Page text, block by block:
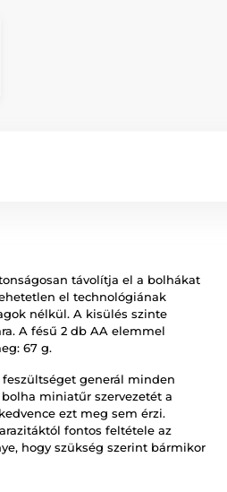
távolítja el a bolhákat
el technológiának
nélkül. A kisülés szinte
A fésű 2 db AA elemmel
67 g.
generál minden
miniatűr szervezetét a
ezt meg sem érzi.
fontos feltétele az
hogy szükség szerint bármikor